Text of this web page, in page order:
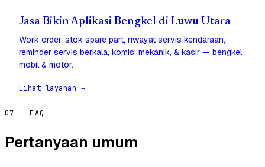
Jasa Bikin Aplikasi Bengkel di Luwu Utara
Work order, stok spare part, riwayat servis kendaraan,
reminder servis berkala, komisi mekanik, & kasir — bengkel
mobil & motor.
Lihat layanan →
07 — FAQ
Pertanyaan umum